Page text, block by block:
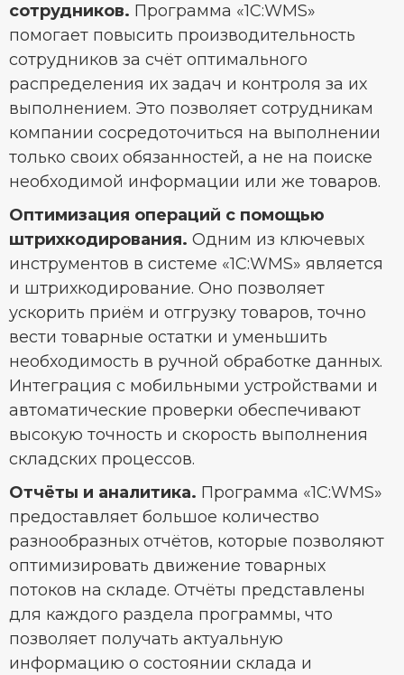
сотрудников. Программа «1С:WMS»
помогает повысить производительность
сотрудников за счёт оптимального
распределения их задач и контроля за их
выполнением. Это позволяет сотрудникам
компании сосредоточиться на выполнении
только своих обязанностей, а не на поиске
необходимой информации или же товаров.
Оптимизация операций с помощью
штрихкодирования. Одним из ключевых
инструментов в системе «1С:WMS» является
и штрихкодирование. Оно позволяет
ускорить приём и отгрузку товаров, точно
вести товарные остатки и уменьшить
необходимость в ручной обработке данных.
Интеграция с мобильными устройствами и
автоматические проверки обеспечивают
высокую точность и скорость выполнения
складских процессов.
Отчёты и аналитика. Программа «1С:WMS»
предоставляет большое количество
разнообразных отчётов, которые позволяют
оптимизировать движение товарных
потоков на складе. Отчёты представлены
для каждого раздела программы, что
позволяет получать актуальную
информацию о состоянии склада и